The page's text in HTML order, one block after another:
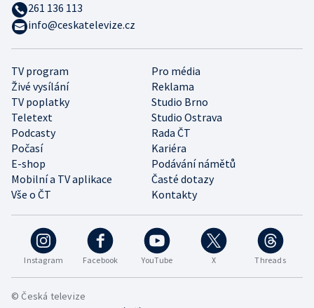
Instagram Facebook YouTube X Threads
TV program
Pro média
Živé vysílání
Reklama
TV poplatky
Studio Brno
Teletext
Studio Ostrava
Podcasty
Rada ČT
Počasí
Kariéra
E-shop
Podávání námětů
Mobilní a TV aplikace
Časté dotazy
Vše o ČT
Kontakty
261 136 113
info@ceskatelevize.cz
© Česká televize